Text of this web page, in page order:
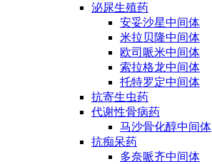
泌尿生殖药
安妥沙星中间体
米拉贝隆中间体
欧司哌米中间体
索拉格龙中间体
托特罗定中间体
抗寄生虫药
代谢性骨病药
马沙骨化醇中间体
抗痴呆药
多奈哌齐中间体